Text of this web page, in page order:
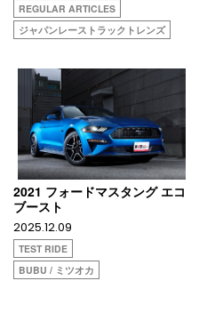
REGULAR ARTICLES
ジャパンレーストラックトレンズ
2021 フォードマスタング エコ
ブースト
2025.12.09
TEST RIDE
BUBU / ミツオカ